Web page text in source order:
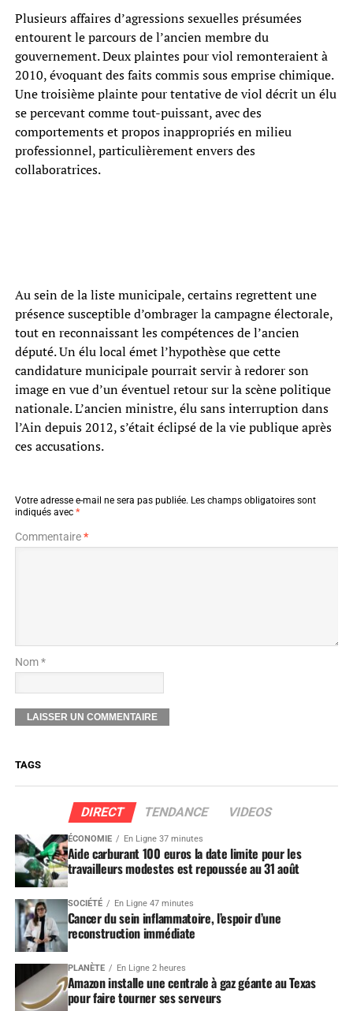
Plusieurs affaires d’agressions sexuelles présumées
entourent le parcours de l’ancien membre du
gouvernement. Deux plaintes pour viol remonteraient à
2010, évoquant des faits commis sous emprise chimique.
Une troisième plainte pour tentative de viol décrit un élu
se percevant comme tout-puissant, avec des
comportements et propos inappropriés en milieu
professionnel, particulièrement envers des
collaboratrices.
Au sein de la liste municipale, certains regrettent une
présence susceptible d’ombrager la campagne électorale,
tout en reconnaissant les compétences de l’ancien
député. Un élu local émet l’hypothèse que cette
candidature municipale pourrait servir à redorer son
image en vue d’un éventuel retour sur la scène politique
nationale. L’ancien ministre, élu sans interruption dans
l’Ain depuis 2012, s’était éclipsé de la vie publique après
ces accusations.
Votre adresse e-mail ne sera pas publiée. Les champs obligatoires sont
indiqués avec *
Commentaire*
Nom *
TAGS
DIRECT TENDANCE VIDEOS
ÉCONOMIE En Ligne 37 minutes
Aide carburant 100 euros la date limite pour les
travailleurs modestes est repoussée au 31 août
SOCIÉTÉ En Ligne 47 minutes
Cancer du sein inflammatoire, l’espoir d’une
reconstruction immédiate
PLANÈTE En Ligne 2 heures
Amazon installe une centrale à gaz géante au Texas
pour faire tourner ses serveurs